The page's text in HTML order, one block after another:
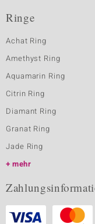
Ringe
Achat Ring
Amethyst Ring
Aquamarin Ring
Citrin Ring
Diamant Ring
Granat Ring
Jade Ring
mehr